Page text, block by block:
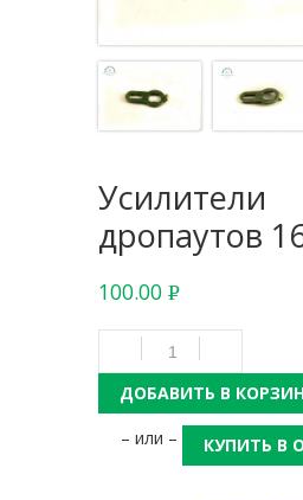
Усилители
дропаутов
100.00 Р
УБ.
ДОБАВИТЬ В
– или –
КУПИТЬ В